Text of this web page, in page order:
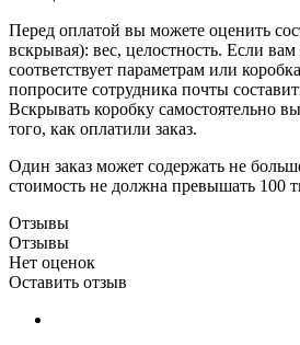
Перед оплатой вы можете оценить
вскрывая): вес, целостность. Если вам
соответствует параметрам или
попросите сотрудника почты
Вскрывать коробку самостоятельно
того, как оплатили заказ.
Один заказ может содержать не
стоимость не должна превышать 100
Отзывы
Отзывы
Нет оценок
Оставить отзыв